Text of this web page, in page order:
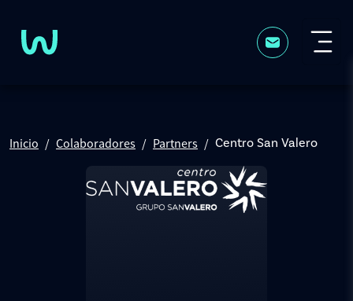
Inicio Colaboradores Partners Centro San Valero